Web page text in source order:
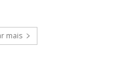
mais